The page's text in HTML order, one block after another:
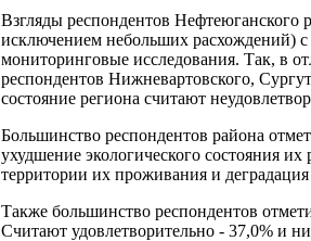
Взгляды респондентов Нефтеюганского
исключением небольших расхождений)
мониторинговые исследования. Так, в
респондентов Нижневартовского,
состояние региона считают
Большинство респондентов района
ухудшение экологического состояния
территории их проживания и
Также большинство респондентов
Считают удовлетворительно - 37,0% и